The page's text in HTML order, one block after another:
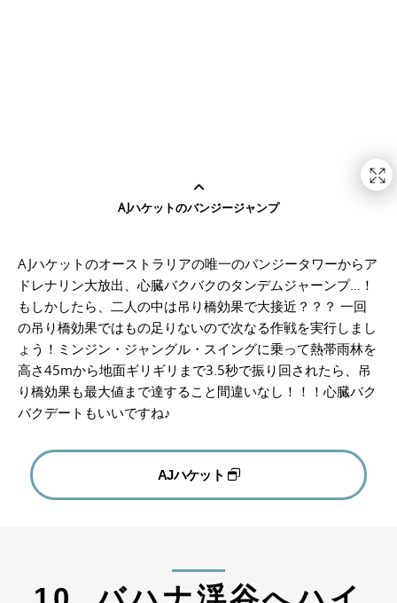
AJハケットのバンジージャンプ
AJハケットのオーストラリアの唯一のバンジータワーからア
ドレナリン大放出、心臓バクバクのタンデムジャーンプ…！
もしかしたら、二人の中は吊り橋効果で大接近？？？ 一回
の吊り橋効果ではもの足りないので次なる作戦を実行しまし
ょう！ミンジン・ジャングル・スイングに乗って熱帯雨林を
高さ45mから地面ギリギリまで3.5秒で振り回されたら、吊
り橋効果も最大値まで達すること間違いなし！！！心臓バク
バクデートもいいですね♪
AJハケット